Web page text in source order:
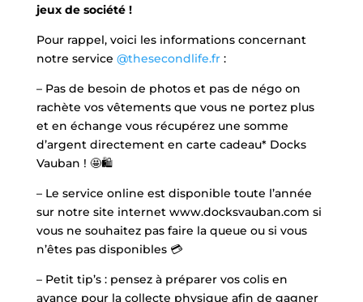
jeux de société !
Pour rappel, voici les informations concernant
notre service @thesecondlife.fr:
– Pas de besoin de photos et pas de négo on
rachète vos vêtements que vous ne portez plus
et en échange vous récupérez une somme
d’argent directement en carte cadeau* Docks
Vauban ! 🤩🛍️
– Le service online est disponible toute l’année
sur notre site internet www.docksvauban.com si
vous ne souhaitez pas faire la queue ou si vous
n’êtes pas disponibles 💳
– Petit tip’s : pensez à préparer vos colis en
avance pour la collecte physique afin de gagner